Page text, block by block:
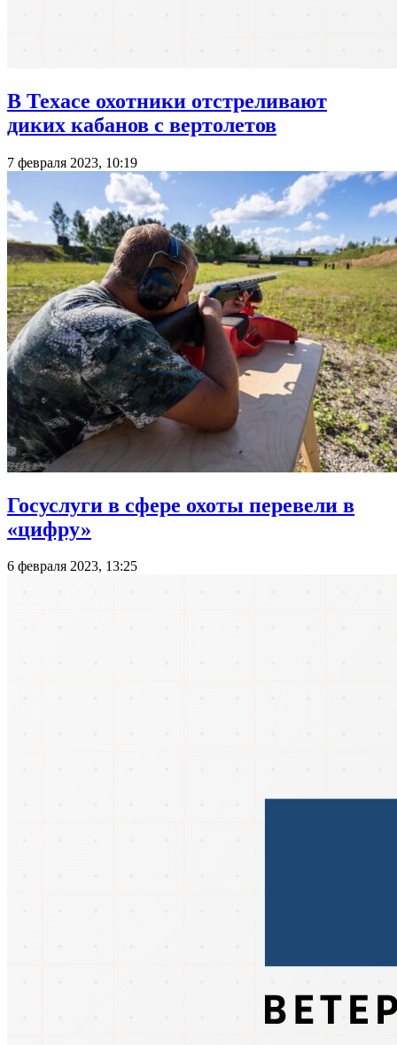
В Техасе охотники отстреливают
диких кабанов с вертолетов
7 февраля 2023, 10:19
Госуслуги в сфере охоты перевели в
«цифру»
6 февраля 2023, 13:25